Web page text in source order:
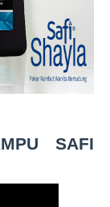
SAFI